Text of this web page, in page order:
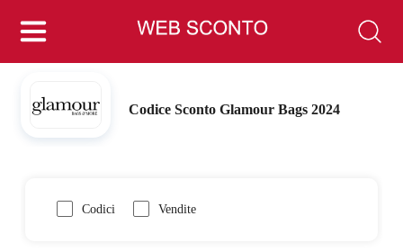
Codice Sconto Glamour Bags 2024
Codici Vendite